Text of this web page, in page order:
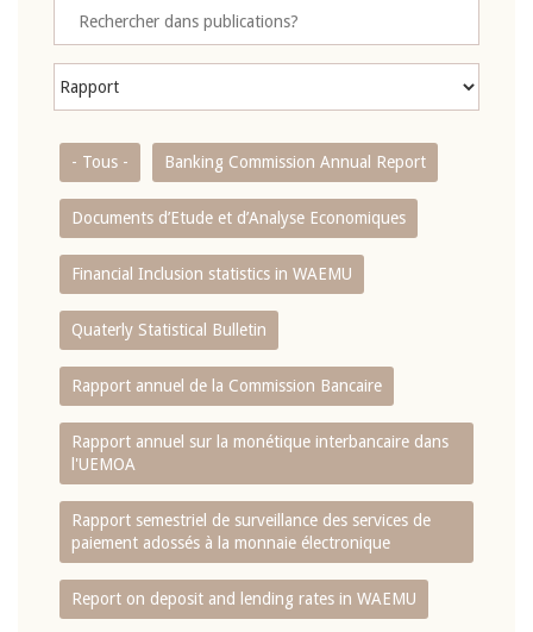
- Tous - Banking Commission Annual Report
Documents d’Etude et d’Analyse Economiques
Financial Inclusion statistics in WAEMU
Quaterly Statistical Bulletin
Rapport annuel de la Commission Bancaire
Rapport annuel sur la monétique interbancaire dans
l'UEMOA
Rapport semestriel de surveillance des services de
paiement adossés à la monnaie électronique
Report on deposit and lending rates in WAEMU